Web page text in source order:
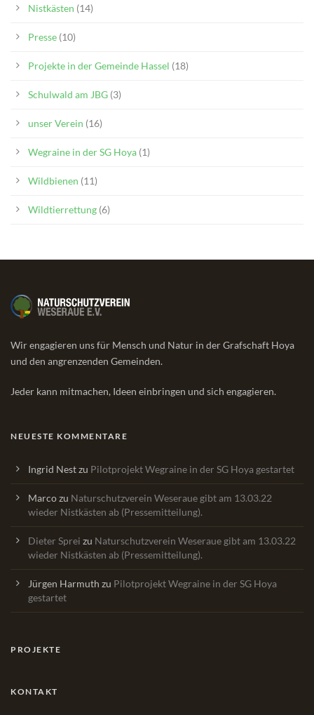
Nistkästen (14)
Presse (10)
Projekte in der Gemeinde Hassel (18)
Schulwald am JBG (3)
unser Verein (16)
Wegraine in der SG Hoya (1)
Wildbienen (11)
Wildtierrettung (6)
Wir engagieren uns für Mensch und Natur in der Grafschaft Hoya
und den angrenzenden Gemeinden.
Jeder kann mitmachen, Ideen einbringen und sich engagieren.
NEUESTE KOMMENTARE
Ingrid Nestzu Pilotprojekt Wegraine in der SG Hoya gestartet
Marcozu Naturschutzverein Weseraue gibt am 13.03.22
wieder Nistkästen ab (Pressemitteilung).
Dieter Sprei zu Naturschutzverein Weseraue gibt am 13.03.22
wieder Nistkästen ab (Pressemitteilung).
Jürgen Harmuth zu Pilotprojekt Wegraine in der SG Hoya
gestartet
PROJEKTE
KONTAKT